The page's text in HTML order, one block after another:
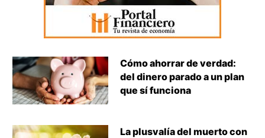
Cómo ahorrar de verdad:
del dinero parado a un plan
que sí funciona
La plusvalía del muerto con